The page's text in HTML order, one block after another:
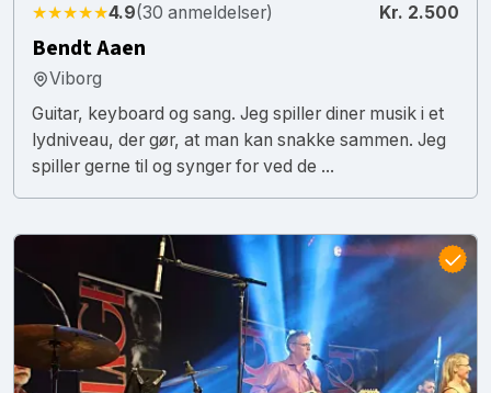
★★★★★4.9(30 anmeldelser) Kr. 2.500
Bendt Aaen
Viborg
Guitar, keyboard og sang. Jeg spiller diner musik i et
lydniveau, der gør, at man kan snakke sammen. Jeg
spiller gerne til og synger for ved de ...